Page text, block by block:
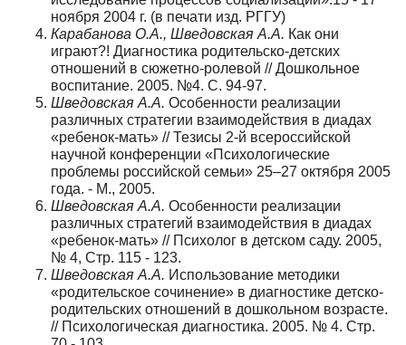
ноября 2004 г. (в печати изд. РГГУ)
Карабанова О.А., Шведовская А.А. Как они
играют?! Диагностика родительско-детских
отношений в сюжетно-ролевой // Дошкольное
воспитание. 2005. №4. С. 94-97.
Шведовская А.А. Особенности реализации
различных стратегии взаимодействия в диадах
«ребенок-мать» // Тезисы 2-й всероссийской
научной конференции «Психологические
проблемы российской семьи» 25–27 октября 2005
года. - М., 2005.
Шведовская А.А. Особенности реализации
различных стратегий взаимодействия в диадах
«ребенок-мать» // Психолог в детском саду. 2005,
№ 4, Стр. 115 - 123.
Шведовская А.А. Использование методики
«родительское сочинение» в диагностике детско-
родительских отношений в дошкольном возрасте.
// Психологическая диагностика. 2005. № 4. Стр.